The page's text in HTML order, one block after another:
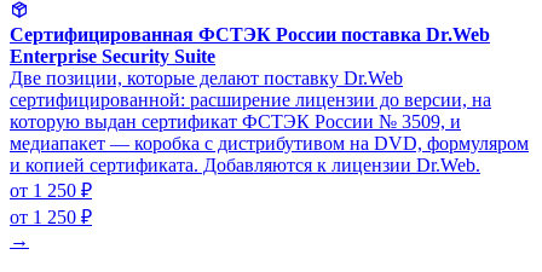
Сертифицированная ФСТЭК России поставка Dr.Web
Enterprise Security Suite
Две позиции, которые делают поставку Dr.Web
сертифицированной: расширение лицензии до версии, на
которую выдан сертификат ФСТЭК России № 3509, и
медиапакет — коробка с дистрибутивом на DVD, формуляром
и копией сертификата. Добавляются к лицензии Dr.Web.
от 1 250 ₽
от 1 250 ₽
→